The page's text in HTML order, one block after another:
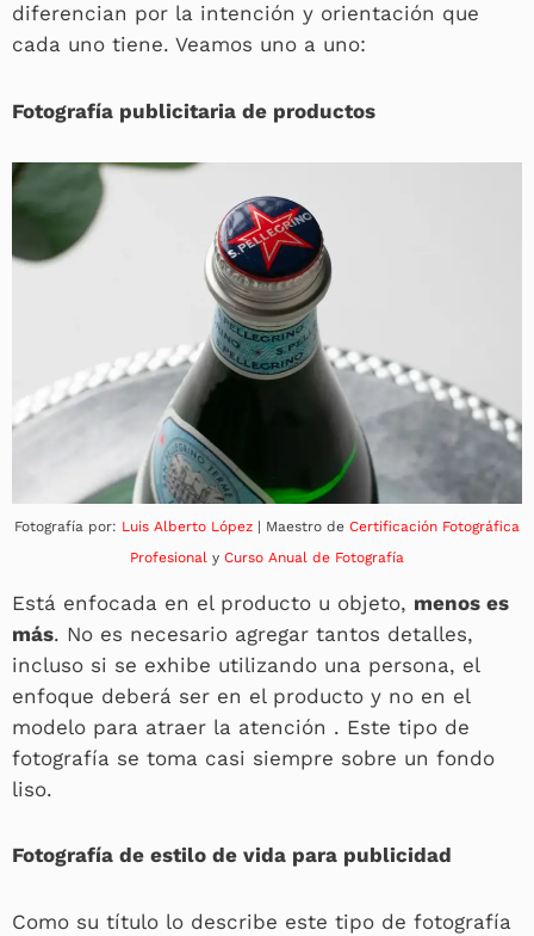
diferencian por la intención y orientación que
cada uno tiene. Veamos uno a uno:
Fotografía publicitaria de productos
Fotografía por: Luis Alberto López | Maestro de Certificación Fotográfica
Profesional y Curso Anual de Fotografía
Está enfocada en el producto u objeto, menos es
más. No es necesario agregar tantos detalles,
incluso si se exhibe utilizando una persona, el
enfoque deberá ser en el producto y no en el
modelo para atraer la atención . Este tipo de
fotografía se toma casi siempre sobre un fondo
liso.
Fotografía de estilo de vida para publicidad
Como su título lo describe este tipo de fotografía